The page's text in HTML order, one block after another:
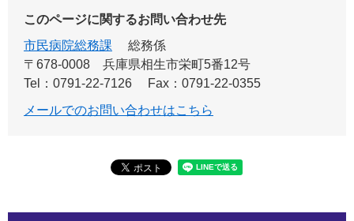
このページに関するお問い合わせ先
市民病院総務課
総務係
〒678-0008
兵庫県相生市栄町5番12号
Tel：0791-22-7126
Fax：0791-22-0355
メールでのお問い合わせはこちら